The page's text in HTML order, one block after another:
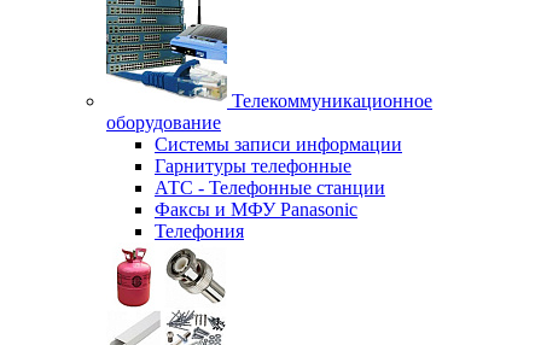
Телекоммуникационное
оборудование
Системы записи информации
Гарнитуры телефонные
АТС - Телефонные станции
Факсы и МФУ Panasonic
Телефония